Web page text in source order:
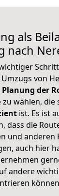
als
nach
von
Planung der
wählen, die
ist. Es ist
dass die
und anderen
auch hier
andere